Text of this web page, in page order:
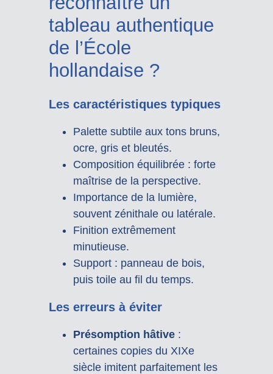
tableau authentique
de l’École
hollandaise ?
Les caractéristiques typiques
Palette subtile aux tons bruns,
ocre, gris et bleutés.
Composition équilibrée : forte
maîtrise de la perspective.
Importance de la lumière,
souvent zénithale ou latérale.
Finition extrêmement
minutieuse.
Support : panneau de bois,
puis toile au fil du temps.
Les erreurs à éviter
Présomption hâtive:
certaines copies du XIXe
siècle imitent parfaitement les